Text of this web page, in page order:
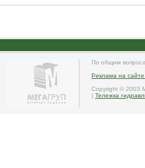
По общим
Реклама на
Copyright © 2003
| Тележка